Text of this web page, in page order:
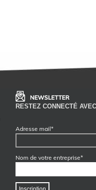
RESTEZ CONNECTÉ
Adresse mail*
Nom de votre entreprise*